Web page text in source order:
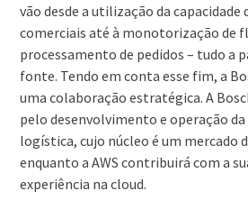
vão desde a utilização da capacidade
comerciais até à monotorização de
processamento de pedidos – tudo a
fonte. Tendo em conta esse fim, a
uma colaboração estratégica. A
pelo desenvolvimento e operação
logística, cujo núcleo é um mercado
enquanto a AWS contribuirá com a
experiência na cloud.